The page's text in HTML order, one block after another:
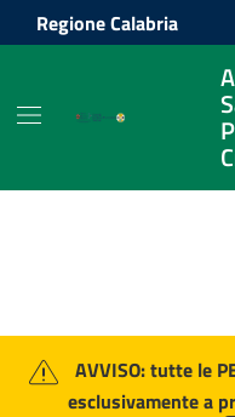
Vai ai contenuti
Vai al footer
Regione Calabria
Azienda
Contenuti in
AVVISO: tutte le
esclusivamente a